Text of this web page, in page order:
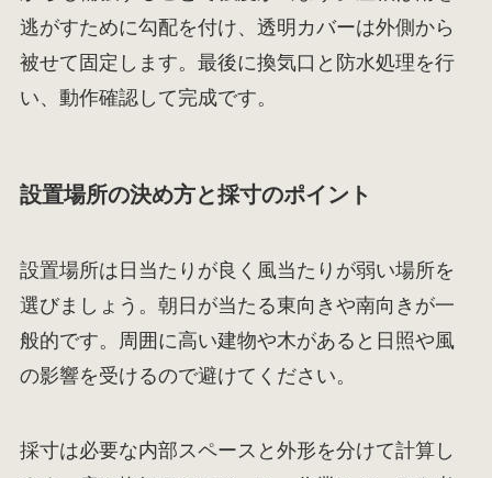
逃がすために勾配を付け、透明カバーは外側から
被せて固定します。最後に換気口と防水処理を行
い、動作確認して完成です。
設置場所の決め方と採寸のポイント
設置場所は日当たりが良く風当たりが弱い場所を
選びましょう。朝日が当たる東向きや南向きが一
般的です。周囲に高い建物や木があると日照や風
の影響を受けるので避けてください。
採寸は必要な内部スペースと外形を分けて計算し